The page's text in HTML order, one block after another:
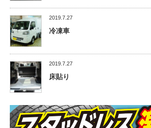
2019.7.27
冷凍車
2019.7.27
床貼り